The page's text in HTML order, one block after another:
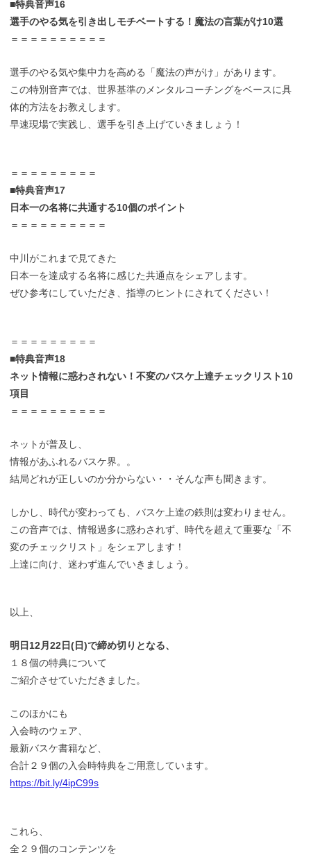
■特典音声16
選手のやる気を引き出しモチベートする！魔法の言葉がけ10選
＝＝＝＝＝＝＝＝＝＝
選手のやる気や集中力を高める「魔法の声がけ」があります。
この特別音声では、世界基準のメンタルコーチングをベースに具
体的方法をお教えします。
早速現場で実践し、選手を引き上げていきましょう！
＝＝＝＝＝＝＝＝＝
■特典音声17
日本一の名将に共通する10個のポイント
＝＝＝＝＝＝＝＝＝＝
中川がこれまで見てきた
日本一を達成する名将に感じた共通点をシェアします。
ぜひ参考にしていただき、指導のヒントにされてください！
＝＝＝＝＝＝＝＝＝
■特典音声18
ネット情報に惑わされない！不変のバスケ上達チェックリスト10
項目
＝＝＝＝＝＝＝＝＝＝
ネットが普及し、
情報があふれるバスケ界。。
結局どれが正しいのか分からない・・そんな声も聞きます。
しかし、時代が変わっても、バスケ上達の鉄則は変わりません。
この音声では、情報過多に惑わされず、時代を超えて重要な「不
変のチェックリスト」をシェアします！
上達に向け、迷わず進んでいきましょう。
以上、
明日12月22日(日)で締め切りとなる、
１８個の特典について
ご紹介させていただきました。
このほかにも
入会時のウェア、
最新バスケ書籍など、
合計２９個の入会時特典をご用意しています。
https://bit.ly/4ipC99s
これら、
全２９個のコンテンツを